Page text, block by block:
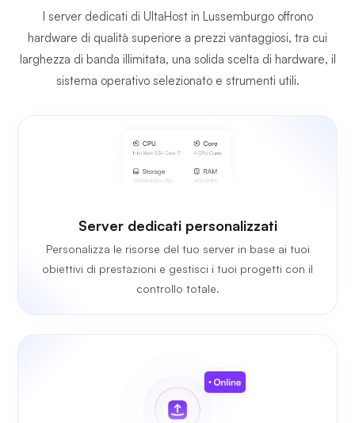
I server dedicati di UltaHost in Lussemburgo offrono
hardware di qualità superiore a prezzi vantaggiosi, tra cui
larghezza di banda illimitata, una solida scelta di hardware, il
sistema operativo selezionato e strumenti utili.
Server dedicati personalizzati
Personalizza le risorse del tuo server in base ai tuoi
obiettivi di prestazioni e gestisci i tuoi progetti con il
controllo totale.